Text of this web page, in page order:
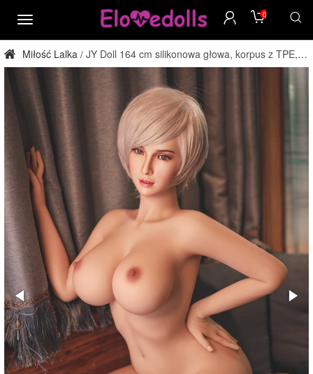
menu
0
Miłość Lalka / JY Doll 164 cm silikonowa głowa, korpus z TPE,
lalka dla dorosłych prosto z fabryki